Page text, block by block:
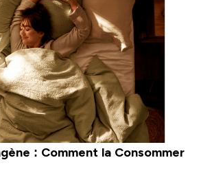
: Comment la Consommer